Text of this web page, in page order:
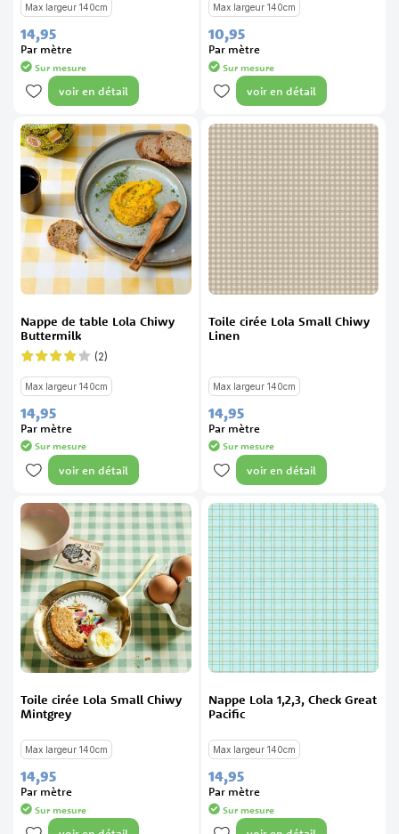
Max largeur 140cm
14,95
Par mètre
Sur mesure
voir en détail
Max largeur 140cm
10,95
Par mètre
Sur mesure
voir en détail
Nappe de table Lola Chiwy
Buttermilk
Évaluation: (2)
Max largeur 140cm
14,95
Par mètre
Sur mesure
voir en détail
Toile cirée Lola Small Chiwy
Linen
Max largeur 140cm
14,95
Par mètre
Sur mesure
voir en détail
Toile cirée Lola Small Chiwy
Mintgrey
Max largeur 140cm
14,95
Par mètre
Sur mesure
Nappe Lola 1,2,3, Check Great
Pacific
Max largeur 140cm
14,95
Par mètre
Sur mesure